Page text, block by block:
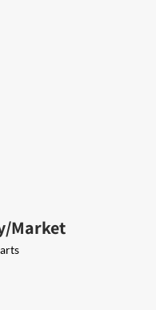
Market